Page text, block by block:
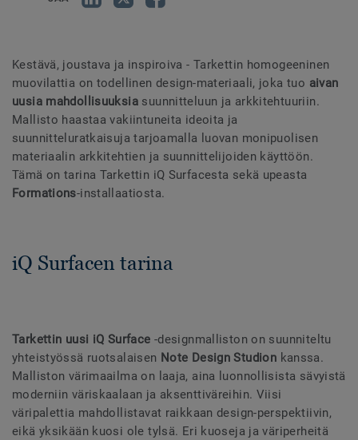
Kestävä, joustava ja inspiroiva - Tarkettin homogeeninen
muovilattia on todellinen design-materiaali, joka tuo aivan
uusia mahdollisuuksiasuunnitteluun ja arkkitehtuuriin.
Mallisto haastaa vakiintuneita ideoita ja
suunnitteluratkaisuja tarjoamalla luovan monipuolisen
materiaalin arkkitehtien ja suunnittelijoiden käyttöön.
Tämä on tarina Tarkettin iQ Surfacesta sekä upeasta
Formations-installaatiosta.
iQ Surfacen tarina
Tarkettin uusi iQ Surface -designmalliston on suunniteltu
yhteistyössä ruotsalaisen Note Design Studion kanssa.
Malliston värimaailma on laaja, aina luonnollisista sävyistä
moderniin väriskaalaan ja aksenttiväreihin. Viisi
väripalettia mahdollistavat raikkaan design-perspektiivin,
eikä yksikään kuosi ole tylsä. Eri kuoseja ja väriperheitä